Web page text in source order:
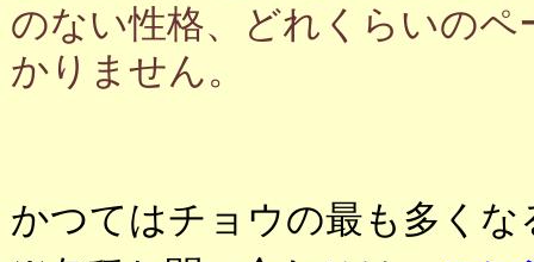
のない性格、どれくらいの
かりません。
かつてはチョウの最も多く